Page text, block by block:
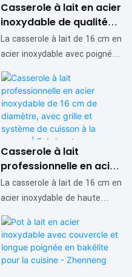
Casserole à lait en acier
inoxydable de qualité
supérieure, 16 cm, avec
poignée unique et
Fabricant : ZHENNENG
La casserole à lait de 16 cm en
acier inoxydable avec poignée
unique et panier vapeur se
distingue des produits
similaires sur le marché par
ses performances, sa qualité
et son esthétique
exceptionnelles, lui assurant
une excellente réputation.
ZHENNENG a tiré les leçons
des défauts de ses précédents
produits et les améliore
constamment. Les
spécifications de cette
casserole peuvent être
personnalisées selon vos
Casserole à lait
professionnelle en acier
inoxydable de 16 cm de
diamètre, avec grille et
vapeur | Fabricant :
ZHENNENG
La casserole à lait de 16 cm en
acier inoxydable de haute
qualité, équipée d'une grille
vapeur professionnelle, se
distingue des produits
similaires sur le marché par